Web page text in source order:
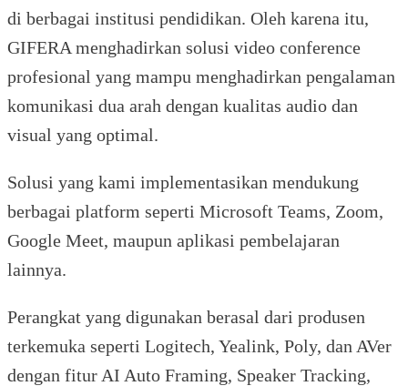
di berbagai institusi pendidikan. Oleh karena itu,
GIFERA menghadirkan solusi video conference
profesional yang mampu menghadirkan pengalaman
komunikasi dua arah dengan kualitas audio dan
visual yang optimal.
Solusi yang kami implementasikan mendukung
berbagai platform seperti Microsoft Teams, Zoom,
Google Meet, maupun aplikasi pembelajaran
lainnya.
Perangkat yang digunakan berasal dari produsen
terkemuka seperti Logitech, Yealink, Poly, dan AVer
dengan fitur AI Auto Framing, Speaker Tracking,